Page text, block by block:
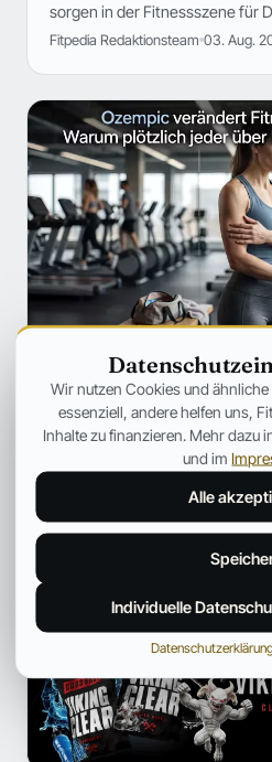
sorgen in der Fitnessszene für
Fitpedia Redaktionsteam 03. Aug.
Ozempic verändert
– Warum plötzlich
Muskelverlust
Warum GLP-1-Medikamente
Aspekt des Muskelabbaus
Jonas Bauer 19. Juli 2026 12 Min.
Wir nutzen Cookies und
essenziell, andere helfen uns,
Inhalte zu finanzieren. Mehr dazu
und im
Alle
Individuelle